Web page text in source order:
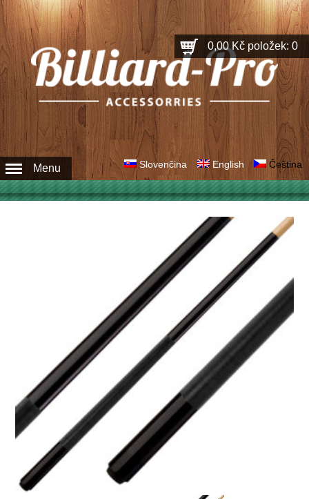
0,00 Kč položek: 0
Slovenčina English Čeština
Menu